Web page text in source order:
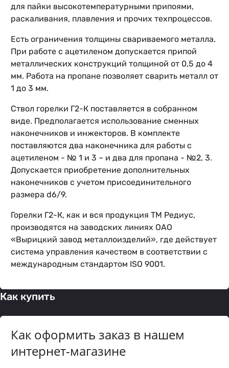
для пайки высокотемпературными припоями,
раскаливания, плавления и прочих техпроцессов.
Есть ограничения толщины свариваемого металла.
При работе с ацетиленом допускается припой
металлических конструкций толщиной от 0,5 до 4
мм. Работа на пропане позволяет сварить металл от
1 до 3 мм.
Ствол горелки Г2-К поставляется в собранном
виде. Предполагается использование сменных
наконечников и инжекторов. В комплекте
поставляются два наконечника для работы с
ацетиленом - № 1 и 3 – и два для пропана - №2, 3.
Допускается приобретение дополнительных
наконечников с учетом присоединительного
размера d6/9.
Горелки Г2-К, как и вся продукция ТМ Редиус,
производятся на заводских линиях ОАО
«Вырицкий завод металлоизделий», где действует
система управления качеством в соответствии с
международным стандартом ISO 9001.
Как купить
Как оформить заказ в нашем
интернет-магазине